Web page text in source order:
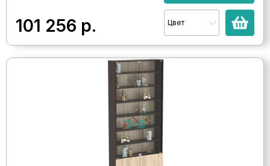
101 256 р. Цвет